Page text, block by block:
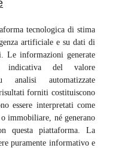
tecnologica di stima
artificiale e su dati di
Le informazioni generate
indicativa del valore
analisi automatizzate
forniti costituiscono
essere interpretati come
immobiliare, né generano
questa piattaforma. La
puramente informativo e